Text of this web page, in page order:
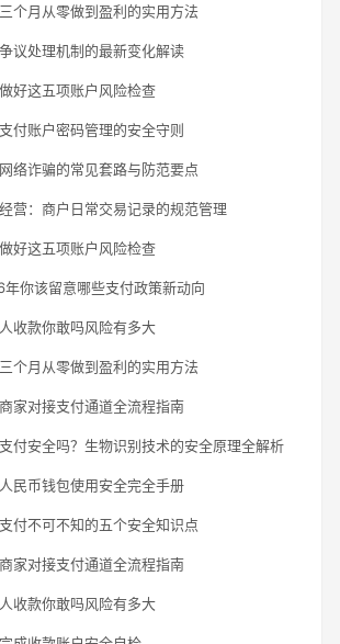
个月从零做到盈利的实用方法
议处理机制的最新变化解读
好这五项账户风险检查
付账户密码管理的安全守则
络诈骗的常见套路与防范要点
营：商户日常交易记录的规范管理
好这五项账户风险检查
年你该留意哪些支付政策新动向
收款你敢吗风险有多大
个月从零做到盈利的实用方法
家对接支付通道全流程指南
付安全吗？生物识别技术的安全原理全解析
民币钱包使用安全完全手册
付不可不知的五个安全知识点
家对接支付通道全流程指南
收款你敢吗风险有多大